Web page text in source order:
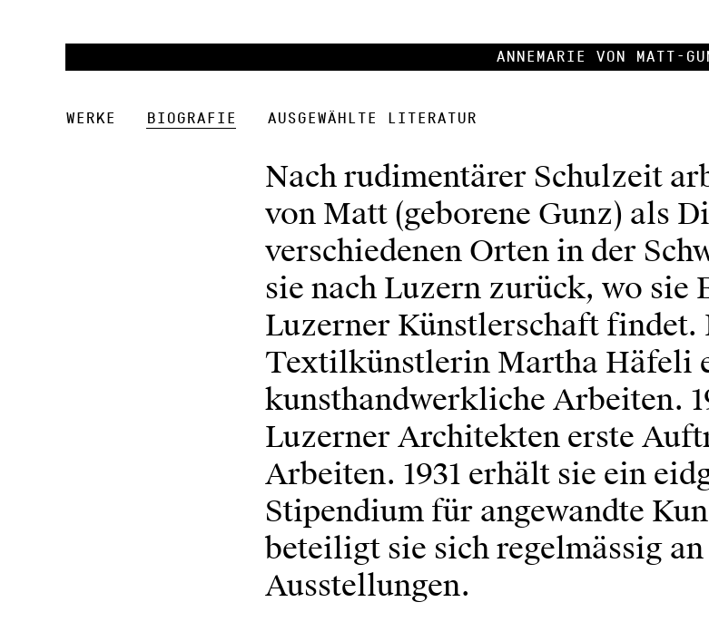
Annemarie von Matt-
Werke Biografie Ausgewählte Literatur
Nach rudimentärer Schulzeit
von Matt (geborene Gunz) als
verschiedenen Orten in der
sie nach Luzern zurück, wo sie
Luzerner Künstlerschaft findet.
Textilkünstlerin Martha Häfeli
kunsthandwerkliche Arbeiten.
Luzerner Architekten erste
Arbeiten. 1931 erhält sie ein
Stipendium für angewandte
beteiligt sie sich regelmässig
Ausstellungen.